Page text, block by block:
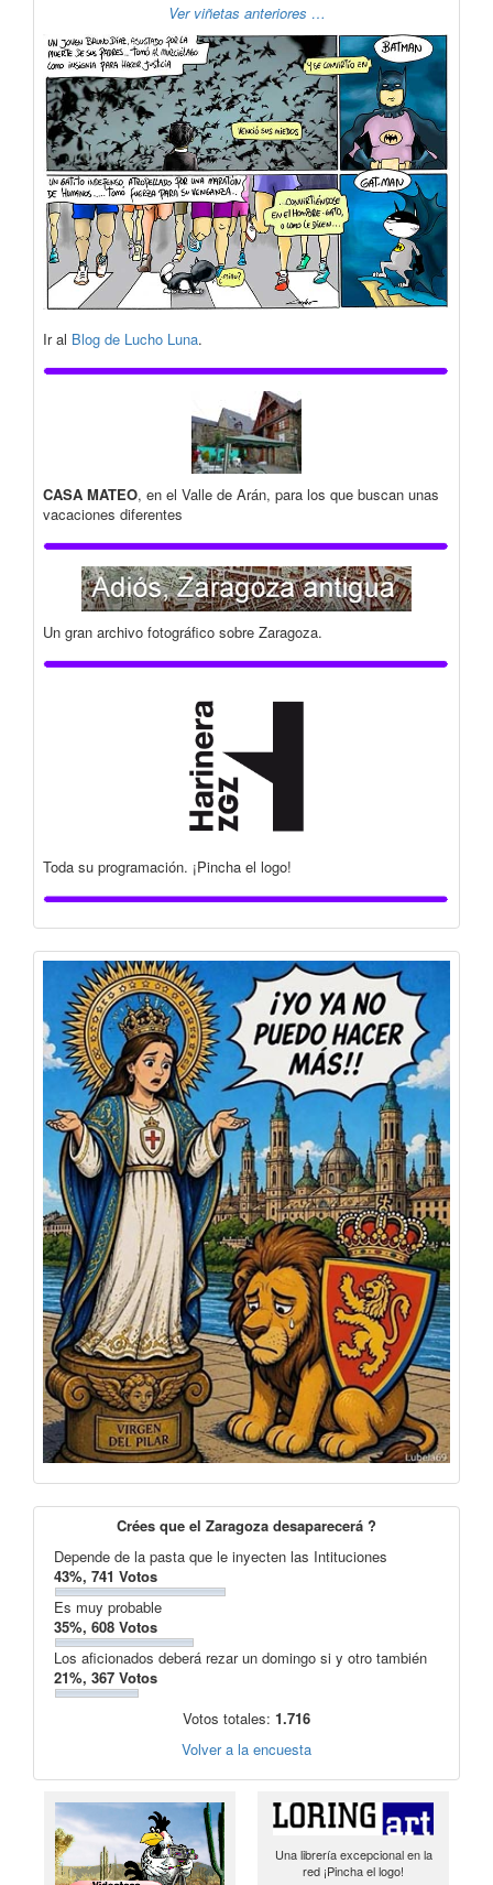
Ver viñetas anteriores …
Ir al Blog de Lucho Luna.
CASA MATEO, en el Valle de Arán, para los que buscan unas
vacaciones diferentes
Un gran archivo fotográfico sobre Zaragoza.
Toda su programación. ¡Pincha el logo!
Crées que el Zaragoza desaparecerá ?
Depende de la pasta que le inyecten las Intituciones
43%, 741 Votos
Es muy probable
35%, 608 Votos
Los aficionados deberá rezar un domingo si y otro también
21%, 367 Votos
Votos totales: 1.716
Volver a la encuesta
Una librería excepcional en la
red ¡Pincha el logo!